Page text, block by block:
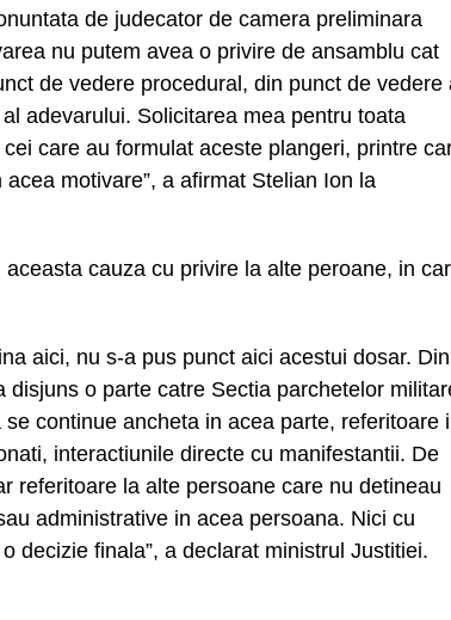
de judecator de camera preliminara
nu putem avea o privire de ansamblu cat
de vedere procedural, din punct de vedere
adevarului. Solicitarea mea pentru toata
care au formulat aceste plangeri, printre
motivare”, a afirmat Stelian Ion la
cauza cu privire la alte peroane, in
aici, nu s-a pus punct aici acestui dosar. Din
o parte catre Sectia parchetelor
continue ancheta in acea parte, referitoare
interactiunile directe cu manifestantii. De
referitoare la alte persoane care nu detineau
administrative in acea persoana. Nici cu
decizie finala”, a declarat ministrul Justitiei.